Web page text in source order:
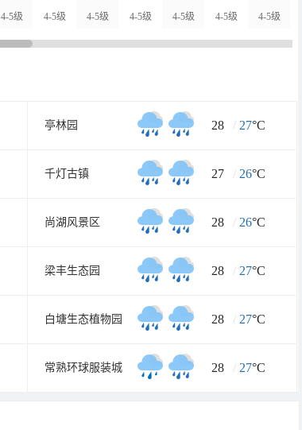
4-5级 4-5级 4-5级 4-5级 4-5级 4-5级 4-5级
亭林园 28 / 27°C
千灯古镇 27 / 26°C
尚湖风景区 28 / 26°C
梁丰生态园 28 / 27°C
白塘生态植物园 28 / 27°C
常熟环球服装城 28 / 27°C